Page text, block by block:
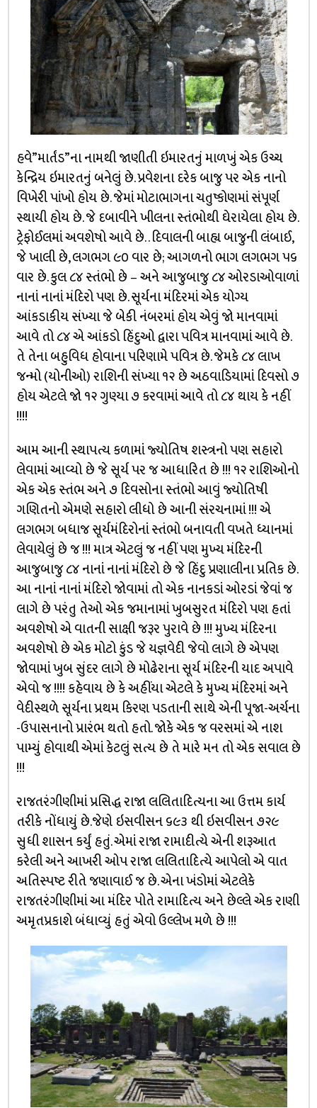
હવે”માર્તંડ”ના નામથી જાણીતી ઇમારતનું માળખું એક ઉચ્ચ
કેન્દ્રિય ઇમારતનું બનેલું છે. પ્રવેશના દરેક બાજુ પર એક નાનો
વિખેરી પાંખો હોય છે. જેમાં મોટાભાગના ચતુષ્કોણમાં સંપૂર્ણ
સ્થાયી હોય છે. જે દબાવીને ખીલના સ્તંભોથી ઘેરાયેલા હોય છે.
ટ્રેફોઈલમાં અવશેષો આવે છે. . દિવાલની બાહ્ય બાજુની લંબાઈ,
જે ખાલી છે, લગભગ ૯૦ વાર છે; આગળનો ભાગ લગભગ ૫૬
વાર છે. કુલ ૮૪ સ્તંભો છે – અને આજુબાજુ ૮૪ ઓરડાઓવાળાં
નાનાં નાનાં મંદિરો પણ છે. સૂર્યના મંદિરમાં એક યોગ્ય
આંકડાકીય સંખ્યા જે બેકી નંબરમાં હોય એવું જો માનવામાં
આવે તો ૮૪ એ આંકડો હિંદુઓ દ્વારા પવિત્ર માનવામાં આવે છે.
તે તેના બહુવિધ હોવાના પરિણામે પવિત્ર છે. જેમકે ૮૪ લાખ
જન્મો (યોનીઓ) રાશિની સંખ્યા ૧૨ છે અઠવાડિયામાં દિવસો ૭
હોય એટલે જો ૧૨ ગુણ્યા ૭ કરવામાં આવે તો ૮૪ થાય કે નહીં
!!!!
આમ આની સ્થાપત્ય કળામાં જ્યોતિષ શસ્ત્રનો પણ સહારો
લેવામાં આવ્યો છે જે સૂર્ય પર જ આધારિત છે !!! ૧૨ રાશિઓનો
એક એક સ્તંભ અને ૭ દિવસોના સ્તંભો આવું જ્યોતિષી
ગણિતનો એમણે સહારો લીધો છે આની સંરચનામાં !!! એ
લગભગ બધાજ સૂર્યમંદિરોનાં સ્તંભો બનાવતી વખતે ધ્યાનમાં
લેવાયેલું છે જ !!! માત્ર એટલું જ નહીં પણ મુખ્ય મંદિરની
આજુબાજુ ૮૪ નાનાં નાનાં મંદિરો છે જે હિંદુ પ્રણાલીના પ્રતિક છે.
આ નાનાં નાનાં મંદિરો જોવામાં તો એક નાનકડાં ઓરડાં જેવાં જ
લાગે છે પરંતુ તેઓ એક જમાનામાં ખુબસુરત મંદિરો પણ હતાં
અવશેષો એ વાતની સાક્ષી જરૂર પુરાવે છે !!! મુખ્ય મંદિરના
અવશેષો છે એક મોટો કુંડ જે યજ્ઞવેદી જેવો લાગે છે એપણ
જોવામાં ખુબ સુંદર લાગે છે મોઢેરાના સૂર્ય મંદિરની યાદ અપાવે
એવો જ !!!! કહેવાય છે કે અહીંયા એટલે કે મુખ્ય મંદિરમાં અને
વેદીસ્થળે સૂર્યના પ્રથમ કિરણ પડતાની સાથે એની પૂજા-અર્ચના
-ઉપાસનાનો પ્રારંભ થતો હતો. જોકે એક જ વરસમાં એ નાશ
પામ્યું હોવાથી એમાં કેટલું સત્ય છે તે મારે મન તો એક સવાલ છે
!!!
રાજતરંગીણીમાં પ્રસિદ્ધ રાજા લલિતાદિત્યના આ ઉત્તમ કાર્ય
તરીકે નોંધાયું છે.જેણે ઇસવીસન ૬૯૩ થી ઇસવીસન ૭૨૯
સુધી શાસન કર્યું હતું. એમાં રાજા રામાદીત્યે એની શરૂઆત
કરેલી અને આખરી ઓપ રાજા લલિતાદિત્યે આપેલો એ વાત
અતિસ્પષ્ટ રીતે જણાવાઈ જ છે. એના ખંડોમાં એટલેકે
રાજતરંગીણીમાં આ મંદિર પોતે રામાદિત્ય અને છેલ્લે એક રાણી
અમૃતપ્રકાશે બંધાવ્યું હતું એવો ઉલ્લેખ મળે છે !!!